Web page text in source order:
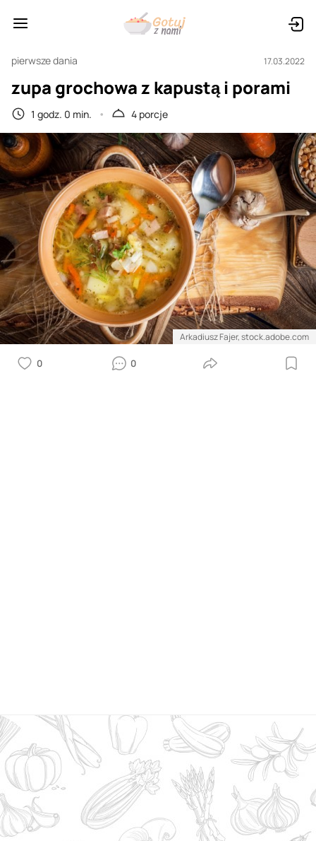
pierwsze dania 17.03.2022
zupa grochowa z kapustą i porami
1 godz. 0 min. 4 porcje
Arkadiusz Fajer, stock.adobe.com
0 0